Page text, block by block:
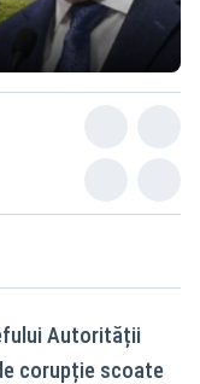
Autorității
corupție scoate